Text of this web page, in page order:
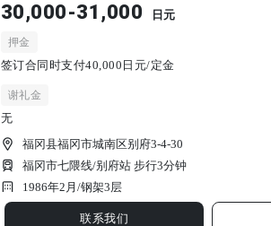
30,000-31,000 日元
押金
签订合同时支付40,000日元/定金
谢礼金
无
福冈县福冈市城南区别府3-4-30
福冈市七隈线/别府站 步行3分钟
1986年2月/钢架3层
联系我们